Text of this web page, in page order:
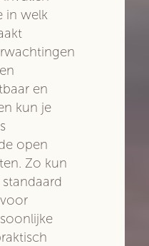
in welk
en
kun je
open
Zo kun